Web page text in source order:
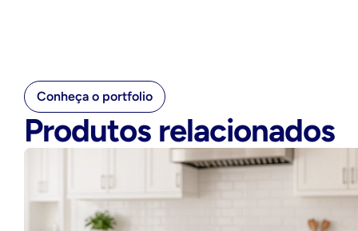
Conheça o portfolio
Produtos relacionados